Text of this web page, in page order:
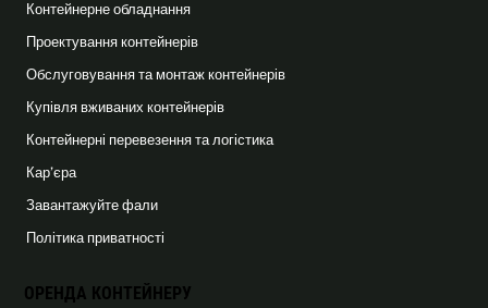
Контейнерне обладнання
Проектування контейнерів
Обслуговування та монтаж контейнерів
Купівля вживаних контейнерів
Контейнерні перевезення та логістика
Кар’єра
Завантажуйте фали
Політика приватності
ОРЕНДА КОНТЕЙНЕРУ